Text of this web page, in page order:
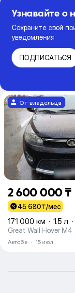
Узнавайте о
Сохраните свой
уведомления
ПОДПИСАТЬСЯ
От владельца
2 600 000 ₸
45 680₸/мес
171 000 км · 1.5 л ·
Great Wall Hover M4
Актобе · 15 июл